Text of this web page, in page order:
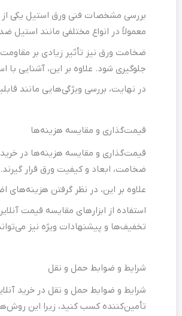
بررسی مشخصات فنی ورق استیل یکی
معمولاً در انواع مختلفی مانند استیل
ضخامت ورق نیز تأثیر زیادی بر
جلوگیری شود. علاوه بر این، آشنایی
در نهایت، بررسی ویژگی‌هایی مانند
قیمت‌گذاری و مقایسه هزینه‌ها
قیمت‌گذاری و مقایسه هزینه‌ها در
ضخامت، ابعاد و کیفیت ورق قرار
علاوه بر این، در نظر گرفتن
استفاده از ابزارهای مقایسه قیمت
تخفیف‌ها و پیشنهادات ویژه نیز
شرایط و ضوابط حمل و نقل
شرایط و ضوابط حمل و نقل در خرید
تأمین‌کننده کسب کنید، زیرا این